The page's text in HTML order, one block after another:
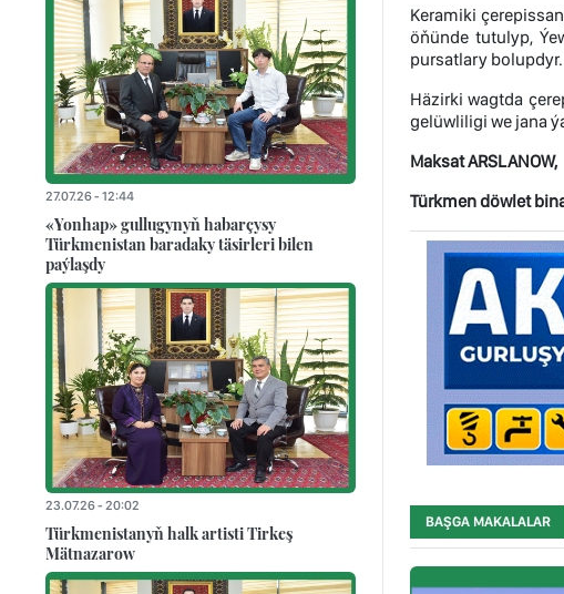
Keramiki
öňünde tutulyp,
pursatlary bolupdyr.
Häzirki wagtda
gelüwliligi we jana
Maksat ARSLANOW,
Türkmen döwlet
BAŞGA MAKALALAR
27.07.26 - 12:44
«Yonhap» gullugynyň habarçysy
Türkmenistan baradaky täsirleri bilen
paýlaşdy
23.07.26 - 20:02
Türkmenistanyň halk artisti Tirkeş
Mätnazarow